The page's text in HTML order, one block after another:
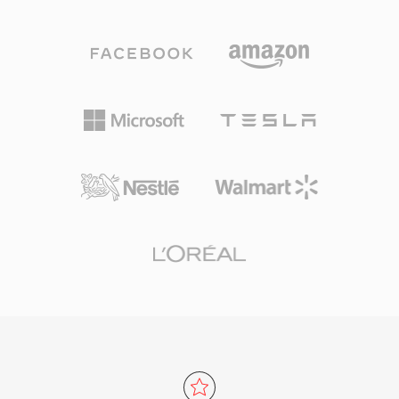
التي تواجه امتداد .oga يمكنها تحسين التشغيل للصوت
أوقات تحميل أسرع واستخدام ذاكرة أقل. نظراً لأن
حاوية Ogg ومرمّزاتها المرتبطة مفتوحة المصدر
ترخيص براءات الاختراع التي تؤثر على التنسيقات
بطريقة موحدة. يُشغَّل OGA أصلياً في Firefox